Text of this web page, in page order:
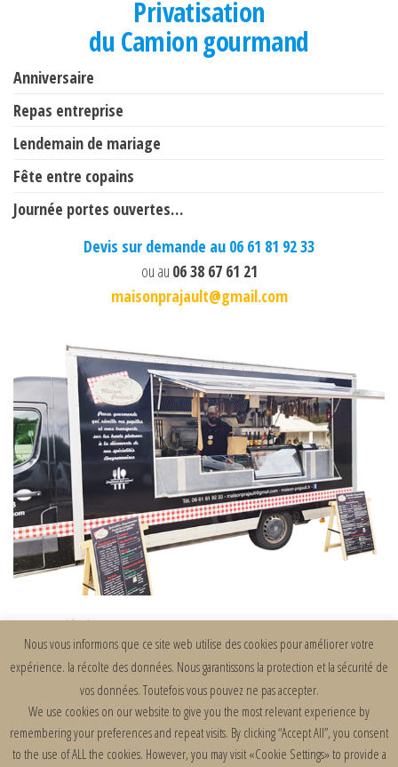
Privatisation
du Camion gourmand
Anniversaire
Repas entreprise
Lendemain de mariage
Fête entre copains
Journée portes ouvertes…
Devis sur demande au 06 61 81 92 33
ou au 06 38 67 61 21
maisonprajault@gmail.com
Mentions légales
Conditions Générales de Vente
Où nous trouver ?
@ Maison Prajault 2022 (Création ©Grafik'alia)
Nous vous informons que ce site web utilise des cookies pour améliorer votre
expérience. la récolte des données. Nous garantissons la protection et la sécurité de
vos données. Toutefois vous pouvez ne pas accepter.
We use cookies on our website to give you the most relevant experience by
remembering your preferences and repeat visits. By clicking “Accept All”, you consent
to the use of ALL the cookies. However, you may visit «Cookie Settings» to provide a